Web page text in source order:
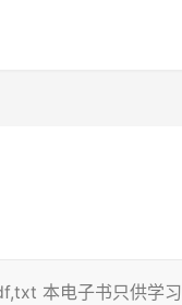
本电子书只供学习